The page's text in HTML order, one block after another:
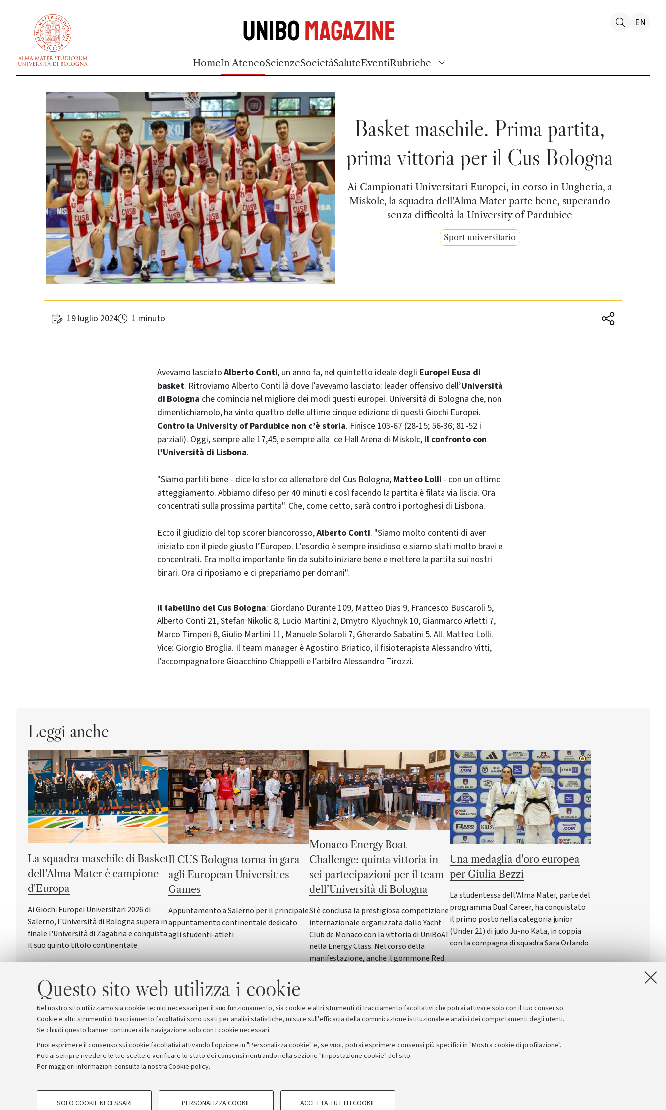
Questo sito web utilizza i cookie
Nel nostro sito utilizziamo sia cookie tecnici necessari per il suo funzionamento, sia cookie e altri strumenti di tracciamento facoltativi che potrai attivare solo con il tuo consenso.
Cookie e altri strumenti di tracciamento facoltativi sono usati per analisi statistiche, misure sull'efficacia della comunicazione istituzionale e analisi dei comportamenti degli utenti.
Se chiudi questo banner continuerai la navigazione solo con i cookie necessari.
Puoi esprimere il consenso sui cookie facoltativi attivando l'opzione in "Personalizza cookie" e, se vuoi, potrai esprimere consensi più specifici in "Mostra cookie di profilazione".
Potrai sempre rivedere le tue scelte e verificare lo stato dei consensi rientrando nella sezione "Impostazione cookie" del sito.
Per maggiori informazioni consulta la nostra Cookie policy.
COOKIE DI PROFILAZIONE - FACOLTATIVI COOKIE TECNICI - NECESSARI
SOLO COOKIE NECESSARI PERSONALIZZA COOKIE ACCETTA TUTTI I COOKIE
UniboMagazine
HomeIn AteneoScienzeSocietàSaluteEventiRubriche
EN
Basket maschile. Prima partita,
prima vittoria per il Cus Bologna
Ai Campionati Universitari Europei, in corso in Ungheria, a
Miskolc, la squadra dell'Alma Mater parte bene, superando
senza difficoltà la University of Pardubice
Sport universitario
19 luglio 2024 1 minuto
Avevamo lasciatoAlberto Conti, un anno fa, nel quintetto ideale degli Europei Eusa di
basket. Ritroviamo Alberto Conti là dove l’avevamo lasciato: leader offensivo dell’Università
di Bologna che comincia nel migliore dei modi questi europei. Università di Bologna che, non
dimentichiamolo, ha vinto quattro delle ultime cinque edizione di questi Giochi Europei.
Contro la University of Pardubice non c’è storia. Finisce 103-67 (28-15; 56-36; 81-52 i
parziali). Oggi, sempre alle 17,45, e sempre alla Ice Hall Arena di Miskolc, il confronto con
l’Università di Lisbona.
"Siamo partiti bene - dice lo storico allenatore del Cus Bologna, Matteo Lolli - con un ottimo
atteggiamento. Abbiamo difeso per 40 minuti e così facendo la partita è filata via liscia. Ora
concentrati sulla prossima partita". Che, come detto, sarà contro i portoghesi di Lisbona.
Ecco il giudizio del top scorer biancorosso,Alberto Conti. "Siamo molto contenti di aver
iniziato con il piede giusto l’Europeo. L’esordio è sempre insidioso e siamo stati molto bravi e
concentrati. Era molto importante fin da subito iniziare bene e mettere la partita sui nostri
binari. Ora ci riposiamo e ci prepariamo per domani".
Il tabellino del Cus Bologna: Giordano Durante 109, Matteo Dias 9, Francesco Buscaroli 5,
Alberto Conti 21, Stefan Nikolic 8, Lucio Martini 2, Dmytro Klyuchnyk 10, Gianmarco Arletti 7,
Marco Timperi 8, Giulio Martini 11, Manuele Solaroli 7, Gherardo Sabatini 5. All. Matteo Lolli.
Vice: Giorgio Broglia. Il team manager è Agostino Briatico, il fisioterapista Alessandro Vitti,
l’accompagnatore Gioacchino Chiappelli e l’arbitro Alessandro Tirozzi.
Leggi anche
La squadra maschile di Basket
dell'Alma Mater è campione
d'Europa
Ai Giochi Europei Universitari 2026 di
Salerno, l'Università di Bologna supera in
finale l'Università di Zagabria e conquista
il suo quinto titolo continentale
Il CUS Bologna torna in gara
agli European Universities
Games
Appuntamento a Salerno per il principale
appuntamento continentale dedicato
agli studenti-atleti
Monaco Energy Boat
Challenge: quinta vittoria in
sei partecipazioni per il team
dell’Università di Bologna
Si è conclusa la prestigiosa competizione
internazionale organizzata dallo Yacht
Club de Monaco con la vittoria di UniBoAT
nella Energy Class. Nel corso della
manifestazione, anche il gommone Red
Rettorato
Una medaglia d'oro europea
per Giulia Bezzi
La studentessa dell'Alma Mater, parte del
programma Dual Career, ha conquistato
il primo posto nella categoria junior
(Under 21) di judo Ju-no Kata, in coppia
con la compagna di squadra Sara Orlando
Archivio Comunicati stampa Redazione Rassegna stampa
© Copyright 2026 - ALMA MATER STUDIORUM - Università di Bologna - Via Zamboni, 33 - 40126 Bologna - PI: 01131710376 - CF: 80007010376